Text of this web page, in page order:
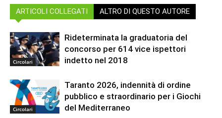
ARTICOLI COLLEGATI ALTRO DI QUESTO AUTORE
Circolari
Rideterminata la graduatoria del
concorso per 614 vice ispettori
indetto nel 2018
Circolari
Taranto 2026, indennità di ordine
pubblico e straordinario per i Giochi
del Mediterraneo